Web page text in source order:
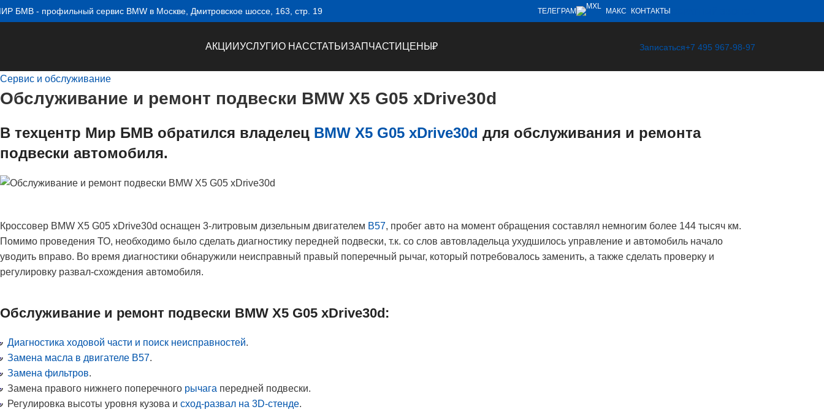
БМВ - профильный сервис BMW в Москве, Дмитровское шоссе, 163, стр. 19 ТЕЛЕГРАМ МАКС КОНТАКТЫ
АКЦИИУСЛУГИО НАССТАТЬИЗАПЧАСТИ ЦЕНЫ ₽ Записаться+7 495 967-98-97
Сервис и обслуживание
Обслуживание и ремонт подвески BMW X5 G05 xDrive30d
В техцентр Мир БМВ обратился владелец BMW X5 G05 xDrive30d для обслуживания и ремонта
подвески автомобиля.
Кроссовер BMW X5 G05 xDrive30d оснащен 3-литровым дизельным двигателем B57, пробег авто на момент обращения составлял немногим более 144 тысяч км.
Помимо проведения ТО, необходимо было сделать диагностику передней подвески, т.к. со слов автовладельца ухудшилось управление и автомобиль начало
уводить вправо. Во время диагностики обнаружили неисправный правый поперечный рычаг, который потребовалось заменить, а также сделать проверку и
регулировку развал-схождения автомобиля.
Обслуживание и ремонт подвески BMW X5 G05 xDrive30d:
Диагностика ходовой части и поиск неисправностей.
Замена масла в двигателе B57.
Замена фильтров.
Замена правого нижнего поперечного рычага передней подвески.
Регулировка высоты уровня кузова и сход-развал на 3D-стенде.